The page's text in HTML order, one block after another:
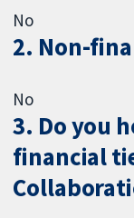
No
2. Non-
No
3. Do you
financial